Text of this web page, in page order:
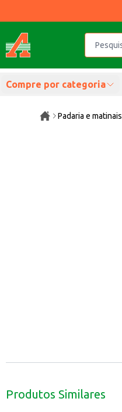
Compre por categoria
Padaria e matinais
Produtos Similares